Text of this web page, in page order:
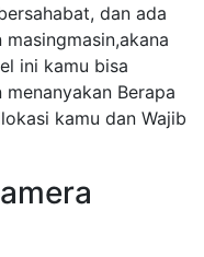
dan ada
ini kamu bisa
Berapa
kamu dan Wajib